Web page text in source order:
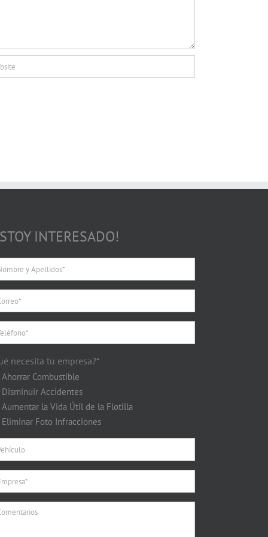
INTERESADO!
necesita tu empresa?*
Ahorrar Combustible
Disminuir Accidentes
Aumentar la Vida Útil de la Flotilla
Eliminar Foto Infracciones